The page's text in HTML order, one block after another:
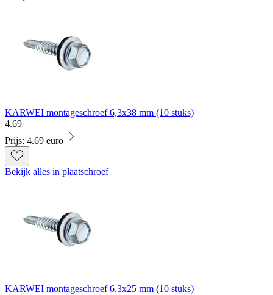
KARWEI montageschroef 6,3x38 mm (10 stuks)
4.69
Prijs: 4.69 euro
Bekijk alles in plaatschroef
KARWEI montageschroef 6,3x25 mm (10 stuks)